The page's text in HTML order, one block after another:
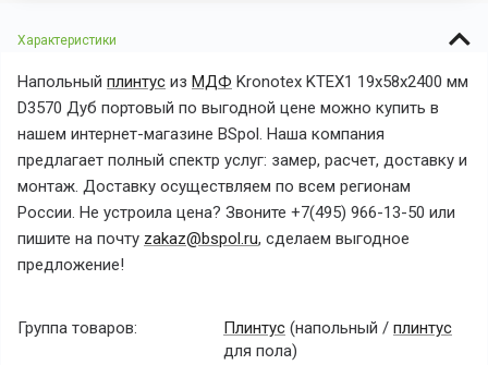
Характеристики
Напольный плинтус из МДФ Kronotex KTEX1 19x58x2400 мм
D3570 Дуб портовый по выгодной цене можно купить в
нашем интернет-магазине BSpol. Наша компания
предлагает полный спектр услуг: замер, расчет, доставку и
монтаж. Доставку осуществляем по всем регионам
России. Не устроила цена? Звоните +7(495) 966-13-50 или
пишите на почту zakaz@bspol.ru, сделаем выгодное
предложение!
Группа товаров: Плинтус (напольный / плинтус
для пола)